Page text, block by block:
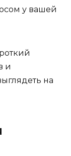
у вашей
и
на